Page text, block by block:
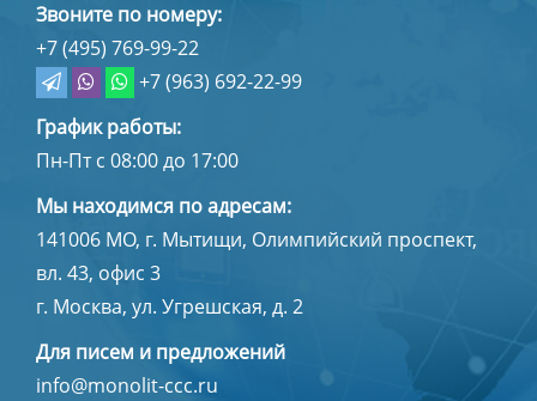
Звоните по номеру:
+7 (495) 769-99-22
+7 (963) 692-22-99
График работы:
Пн-Пт с 08:00 до 17:00
Мы находимся по адресам:
141006 МО, г. Мытищи, Олимпийский проспект,
вл. 43, офис 3
г. Москва, ул. Угрешская, д. 2
Для писем и предложений
info@monolit-ccc.ru